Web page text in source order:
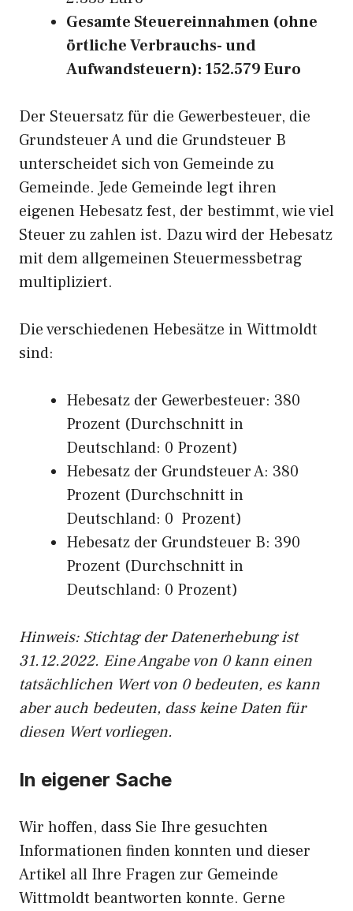
Gesamte Steuereinnahmen (ohne
örtliche Verbrauchs- und
Aufwandsteuern): 152.579 Euro
Der Steuersatz für die Gewerbesteuer, die
Grundsteuer A und die Grundsteuer B
unterscheidet sich von Gemeinde zu
Gemeinde. Jede Gemeinde legt ihren
eigenen Hebesatz fest, der bestimmt, wie viel
Steuer zu zahlen ist. Dazu wird der Hebesatz
mit dem allgemeinen Steuermessbetrag
multipliziert.
Die verschiedenen Hebesätze in Wittmoldt
sind:
Hebesatz der Gewerbesteuer: 380
Prozent (Durchschnitt in
Deutschland: 0 Prozent)
Hebesatz der Grundsteuer A: 380
Prozent (Durchschnitt in
Deutschland: 0 Prozent)
Hebesatz der Grundsteuer B: 390
Prozent (Durchschnitt in
Deutschland: 0 Prozent)
Hinweis: Stichtag der Datenerhebung ist
31.12.2022. Eine Angabe von 0 kann einen
tatsächlichen Wert von 0 bedeuten, es kann
aber auch bedeuten, dass keine Daten für
diesen Wert vorliegen.
In eigener Sache
Wir hoffen, dass Sie Ihre gesuchten
Informationen finden konnten und dieser
Artikel all Ihre Fragen zur Gemeinde
Wittmoldt beantworten konnte. Gerne